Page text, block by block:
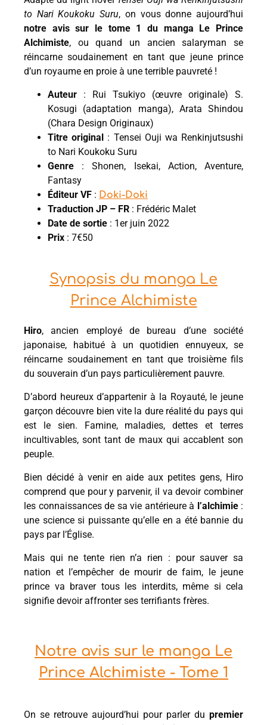
to Nari Koukoku Suru, on vous donne aujourd’hui
notre avis sur le tome 1 du manga Le Prince
Alchimiste, ou quand un ancien salaryman se
réincarne soudainement en tant que jeune prince
d’un royaume en proie à une terrible pauvreté !
Auteur : Rui Tsukiyo (œuvre originale) S.
Kosugi (adaptation manga), Arata Shindou
(Chara Design Originaux)
Titre original
: Tensei Ouji wa Renkinjutsushi
to Nari Koukoku Suru
Genre : Shonen, Isekai, Action, Aventure,
Fantasy
Éditeur VF : Doki-Doki
Traduction JP – FR : Frédéric Malet
Date de sortie : 1er juin 2022
Prix : 7€50
Synopsis du manga Le
Prince Alchimiste
Hiro, ancien employé de bureau d’une société
japonaise, habitué à un quotidien ennuyeux, se
réincarne soudainement en tant que troisième fils
du souverain d’un pays particulièrement pauvre.
D’abord heureux d’appartenir à la Royauté, le jeune
garçon découvre bien vite la dure réalité du pays qui
est le sien. Famine, maladies, dettes et terres
incultivables, sont tant de maux qui accablent son
peuple.
Bien décidé à venir en aide aux petites gens, Hiro
comprend que pour y parvenir, il va devoir combiner
les connaissances de sa vie antérieure à l’alchimie:
une science si puissante qu’elle en a été bannie du
pays par l’Église.
Mais qui ne tente rien n’a rien : pour sauver sa
nation et l’empêcher de mourir de faim, le jeune
prince va braver tous les interdits, même si cela
signifie devoir affronter ses terrifiants frères.
Notre avis sur le manga Le
Prince Alchimiste - Tome 1
On se retrouve aujourd’hui pour parler du premier